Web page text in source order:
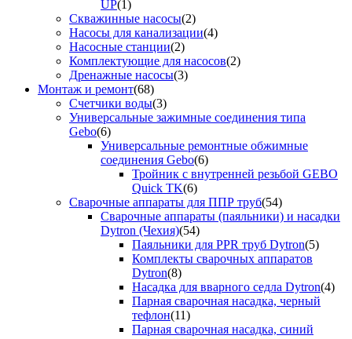
UP(1)
Скважинные насосы(2)
Насосы для канализации(4)
Насосные станции(2)
Комплектующие для насосов(2)
Дренажные насосы(3)
Монтаж и ремонт(68)
Счетчики воды(3)
Универсальные зажимные соединения типа
Gebo(6)
Универсальные ремонтные обжимные
соединения Gebo(6)
Тройник с внутренней резьбой GEBO
Quick TK(6)
Сварочные аппараты для ППР труб(54)
Сварочные аппараты (паяльники) и насадки
Dytron (Чехия)(54)
Паяльники для PPR труб Dytron(5)
Комплекты сварочных аппаратов
Dytron(8)
Насадка для вварного седла Dytron(4)
Парная сварочная насадка, черный
тефлон(11)
Парная сварочная насадка, синий